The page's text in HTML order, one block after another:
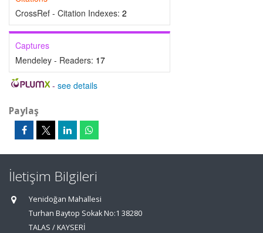
CrossRef - Citation Indexes: 2
Captures
Mendeley - Readers: 17
- see details
Paylaş
İletişim Bilgileri
Yenidoğan Mahallesi
Turhan Baytop Sokak No:1 38280
TALAS / KAYSERİ